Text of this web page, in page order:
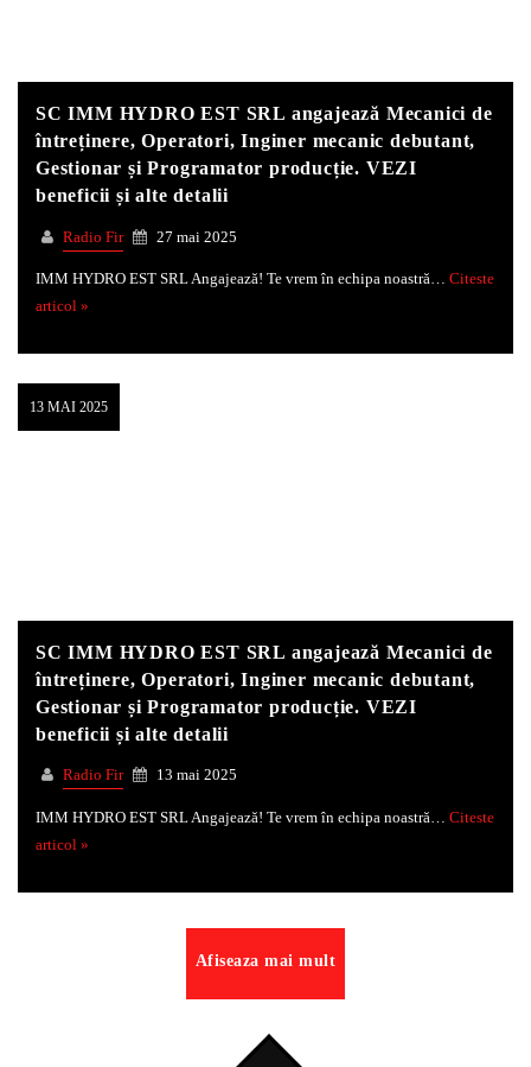
SC IMM HYDRO EST SRL angajează Mecanici de
întreținere, Operatori, Inginer mecanic debutant,
Gestionar și Programator producție. VEZI
beneficii și alte detalii
Radio Fir 27 mai 2025
IMM HYDRO EST SRL Angajează! Te vrem în echipa noastră… Citeste
articol »
13 MAI 2025
SC IMM HYDRO EST SRL angajează Mecanici de
întreținere, Operatori, Inginer mecanic debutant,
Gestionar și Programator producție. VEZI
beneficii și alte detalii
Radio Fir 13 mai 2025
IMM HYDRO EST SRL Angajează! Te vrem în echipa noastră… Citeste
articol »
Afiseaza mai mult